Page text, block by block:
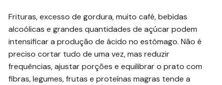
Frituras, excesso de gordura, muito café, bebidas
alcoólicas e grandes quantidades de açúcar podem
intensificar a produção de ácido no estômago. Não é
preciso cortar tudo de uma vez, mas reduzir
frequências, ajustar porções e equilibrar o prato com
fibras, legumes, frutas e proteínas magras tende a